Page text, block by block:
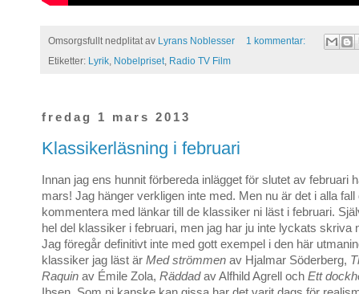
Omsorgsfullt nedplitat av Lyrans Noblesser
1 kommentar:
Etiketter: Lyrik, Nobelpriset, Radio TV Film
fredag 1 mars 2013
Klassikerläsning i februari
Innan jag ens hunnit förbereda inlägget för slutet av februari
mars! Jag hänger verkligen inte med. Men nu är det i alla fall
kommentera med länkar till de klassiker ni läst i februari.
hel del klassiker i februari, men jag har ju inte lyckats skriva
Jag föregår definitivt inte med gott exempel i den här
klassiker jag läst är Med strömmen av Hjalmar Söderberg,
Raquin av Émile Zola, Räddadav Alfhild Agrell och Ett